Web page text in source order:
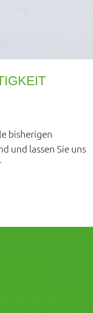
bisherigen
und lassen Sie uns